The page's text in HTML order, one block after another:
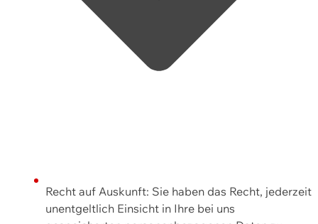
Recht auf Auskunft: Sie haben das Recht, jederzeit
unentgeltlich Einsicht in Ihre bei uns